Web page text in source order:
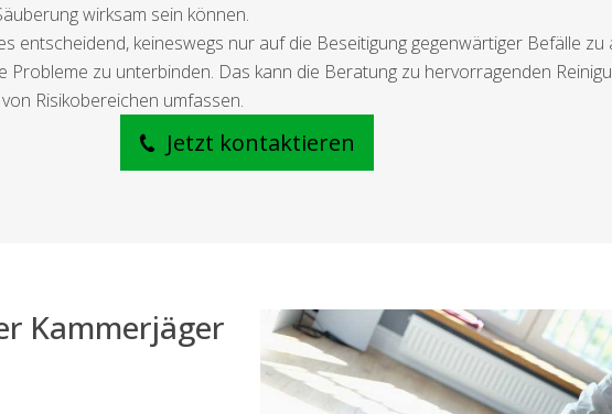
wirksam sein können.
entscheidend, keineswegs nur auf die Beseitigung gegenwärtiger Befälle
zu unterbinden. Das kann die Beratung zu hervorragenden
Risikobereichen umfassen.
Jetzt kontaktieren
Kammerjäger